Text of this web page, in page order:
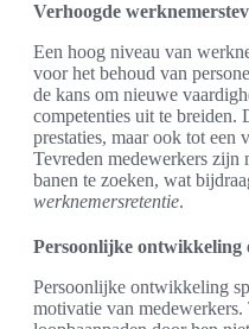
Verhoogde
Een hoog niveau van
voor het behoud van
de kans om nieuwe
competenties uit te breiden.
prestaties, maar ook tot een
Tevreden medewerkers zijn
banen te zoeken, wat
werknemersretentie.
Persoonlijke ontwikkeling
Persoonlijke ontwikkeling
motivatie van